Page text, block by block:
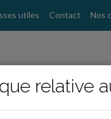
utiles Contact Nos
relative